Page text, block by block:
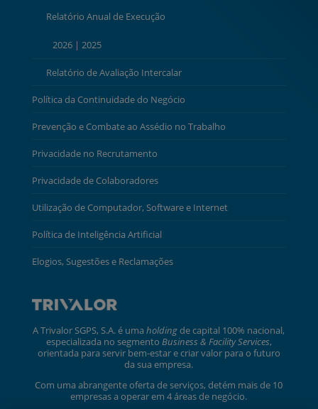
Relatório Anual de Execução
2026| 2025
Relatório de Avaliação Intercalar
Política da Continuidade do Negócio
Prevenção e Combate ao Assédio no Trabalho
Privacidade no Recrutamento
Privacidade de Colaboradores
Utilização de Computador, Software e Internet
Política de Inteligência Artificial
Elogios, Sugestões e Reclamações
A Trivalor SGPS, S.A. é umaholdingde capital 100% nacional,
especializada no segmento Business & Facility Services,
orientada para servir bem-estar e criar valor para o futuro
da sua empresa.
Com uma abrangente oferta de serviços, detém mais de 10
empresas a operar em 4 áreas de negócio.